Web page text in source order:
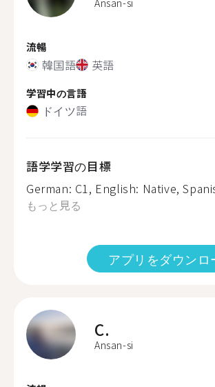
Ansan-si
流暢
韓国語 英語
学習中の言語
ドイツ語
語学学習の目標
German: C1, English: Native,
もっと見る
アプリをダウンロ
C.
Ansan-si